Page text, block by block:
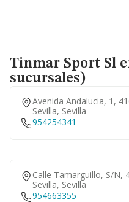
Tinmar Sport Sl
sucursales)
Avenida Andalucia, 1,
Sevilla, Sevilla
954254341
Calle Tamarguillo, S/n,
Sevilla, Sevilla
954663355